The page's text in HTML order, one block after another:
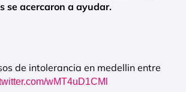
se acercaron a ayudar.
de intolerancia en medellin entre
wMT4uD1CMl